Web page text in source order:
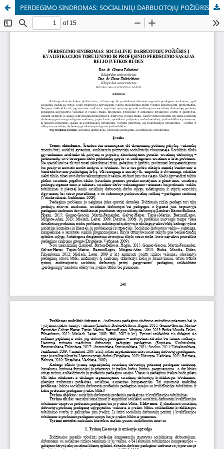
PERDEGIMO SINDROMAS: SOCIALINIŲ DARBUOTOJŲ POŽIŪRIS Į KVALIFIKACIJOS TOBULINIMO IR PROFESINIO PERDEGIMO SĄSAJAS BEI JO ĮVEIKOS BŪDUS